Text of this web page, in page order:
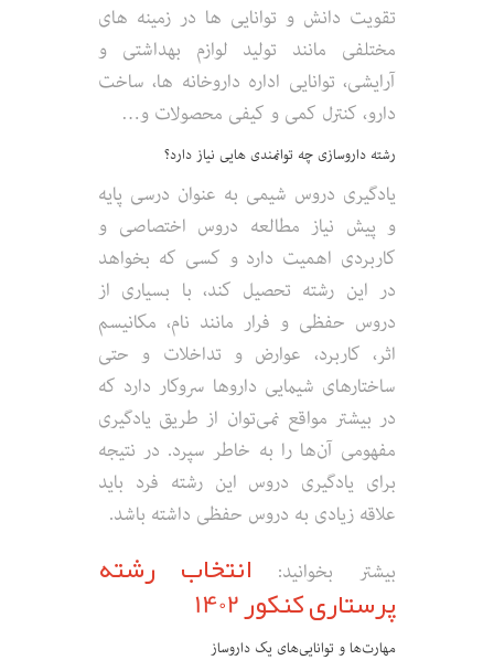
تقویت دانش و توانایی ها در زمینه های
مختلفی مانند تولید لوازم بهداشتی و
آرایشی، توانایی اداره داروخانه ها، ساخت
دارو، کنترل کمی و کیفی محصولات و…
رشته داروسازی چه توانمندی هایی نیاز دارد؟
یادگیری دروس شیمی به عنوان درسی پایه
و پیش نیاز مطالعه دروس اختصاصی و
کاربردی اهمیت دارد و کسی که بخواهد
در این رشته تحصیل کند، با بسیاری از
دروس حفظی و فرار مانند نام، مکانیسم
اثر، کاربرد، عوارض و تداخلات و حتی
ساختارهای شیمایی داروها سروکار دارد که
در بیشتر مواقع نمی‌توان از طریق یادگیری
مفهومی آن‌ها را به خاطر سپرد. در نتیجه
برای یادگیری دروس این رشته فرد باید
علاقه زیادی به دروس حفظی داشته باشد.
بیشتر بخوانید: انتخاب رشته
پرستاری کنکور 1402
مهارت‌ها و توانایی‌های یک داروساز